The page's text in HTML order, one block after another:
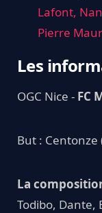
Lafont,
Pierre
Les
OGC Nice - FC
But :
La
Todibo, Dante,